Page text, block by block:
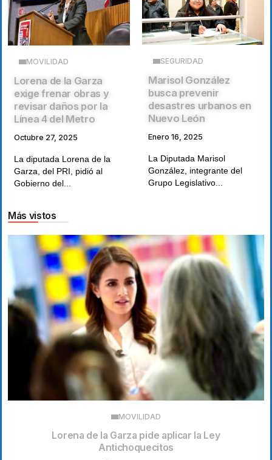
MOVILIDAD
Lorena de la Garza
exige frenar obras y
revisar daños por la
Línea 4 del Metro
Octubre 27, 2025
La diputada Lorena de la
Garza, del PRI, pidió al
Gobierno del...
SEGURIDAD
Marisol González
busca prevenir
desastres urbanos en
Nuevo León
Enero 16, 2025
La Diputada Marisol
González, integrante del
Grupo Legislativo...
Más vistos
MOVILIDAD
Lorena de la Garza pide aplicar la Ley
Antichoquecitos